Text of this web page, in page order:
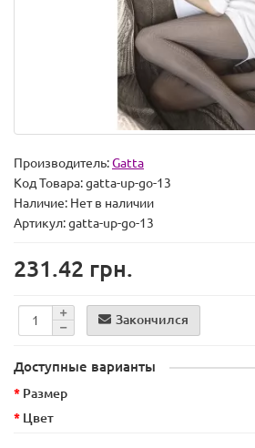
Производитель:Gatta
Код Товара:gatta-up-go-13
Наличие: Нет в наличии
Артикул: gatta-up-go-13
231.42 грн.
Закончился
Доступные варианты
Размер
Цвет